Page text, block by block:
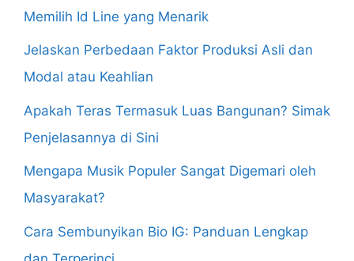
Memilih Id Line yang Menarik
Jelaskan Perbedaan Faktor Produksi Asli dan
Modal atau Keahlian
Apakah Teras Termasuk Luas Bangunan? Simak
Penjelasannya di Sini
Mengapa Musik Populer Sangat Digemari oleh
Masyarakat?
Cara Sembunyikan Bio IG: Panduan Lengkap